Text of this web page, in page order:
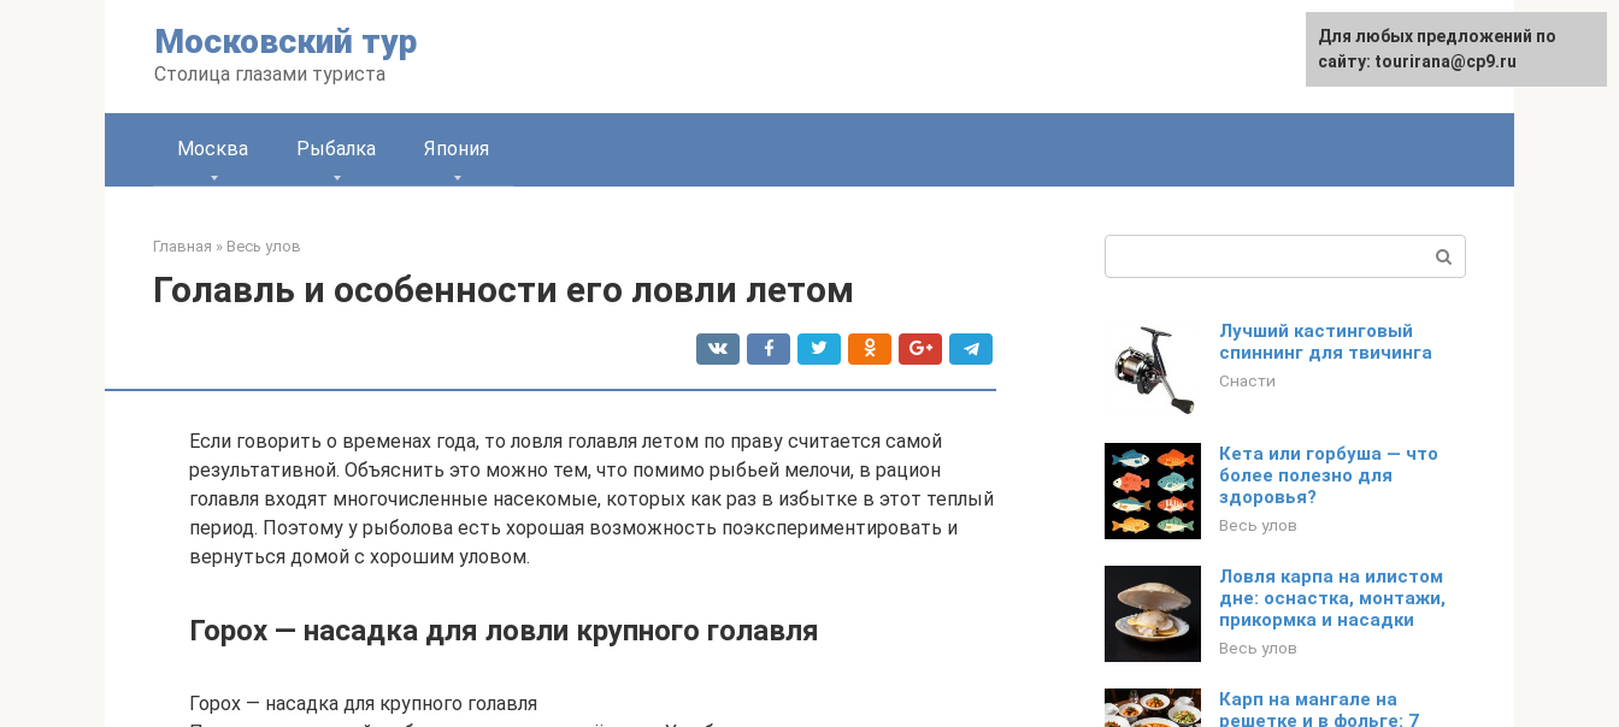
Московский тур
Столица глазами туриста
English
Москва Рыбалка Япония
Главная » Весь улов
Голавль и особенности его ловли летом
Если говорить о временах года, то ловля голавля летом по праву считается самой
результативной. Объяснить это можно тем, что помимо рыбьей мелочи, в рацион
голавля входят многочисленные насекомые, которых как раз в избытке в этот теплый
период. Поэтому у рыболова есть хорошая возможность поэкспериментировать и
вернуться домой с хорошим уловом.
Горох — насадка для ловли крупного голавля
Горох — насадка для крупного голавля
Лучший кастинговый
спиннинг для твичинга
Снасти
Кета или горбуша — что
более полезно для
здоровья?
Весь улов
Ловля карпа на илистом
дне: оснастка, монтажи,
прикормка и насадки
Весь улов
Карп на мангале на
решетке и в фольге: 7
Для любых предложений по
сайту: tourirana@cp9.ru